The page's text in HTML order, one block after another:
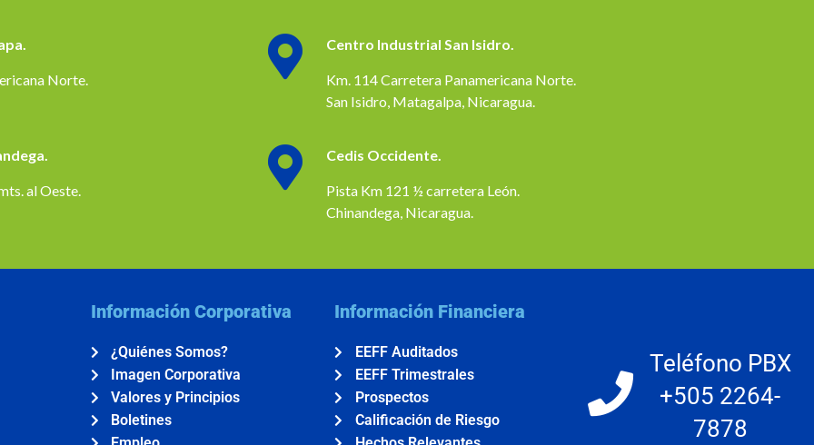
Norte.
Centro Industrial San Isidro.
Km. 114 Carretera Panamericana Norte.
San Isidro, Matagalpa, Nicaragua.
al Oeste.
Cedis Occidente.
Pista Km 121 ½ carretera León.
Chinandega, Nicaragua.
Información Corporativa
¿Quiénes Somos?
Imagen Corporativa
Valores y Principios
Boletines
Información Financiera
EEFF Auditados
EEFF Trimestrales
Prospectos
Calificación de Riesgo
Teléfono PBX
+505 2264-
7878